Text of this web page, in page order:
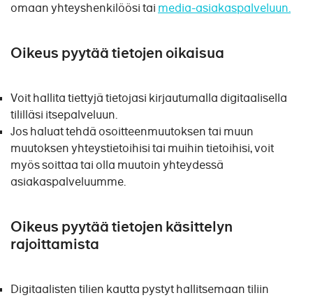
omaan yhteyshenkilöösi tai media-asiakaspalveluun.
Oikeus pyytää tietojen oikaisua
Voit hallita tiettyjä tietojasi kirjautumalla digitaalisella
tililläsi itsepalveluun.
Jos haluat tehdä osoitteenmuutoksen tai muun
muutoksen yhteystietoihisi tai muihin tietoihisi, voit
myös soittaa tai olla muutoin yhteydessä
asiakaspalveluumme.
Oikeus pyytää tietojen käsittelyn
rajoittamista
Digitaalisten tilien kautta pystyt hallitsemaan tiliin